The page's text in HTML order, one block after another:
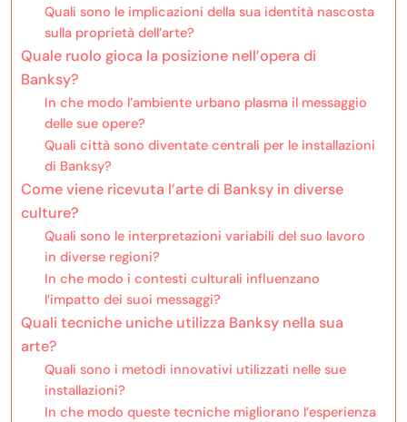
Quali sono le implicazioni della sua identità nascosta
sulla proprietà dell’arte?
Quale ruolo gioca la posizione nell’opera di
Banksy?
In che modo l’ambiente urbano plasma il messaggio
delle sue opere?
Quali città sono diventate centrali per le installazioni
di Banksy?
Come viene ricevuta l’arte di Banksy in diverse
culture?
Quali sono le interpretazioni variabili del suo lavoro
in diverse regioni?
In che modo i contesti culturali influenzano
l’impatto dei suoi messaggi?
Quali tecniche uniche utilizza Banksy nella sua
arte?
Quali sono i metodi innovativi utilizzati nelle sue
installazioni?
In che modo queste tecniche migliorano l’esperienza